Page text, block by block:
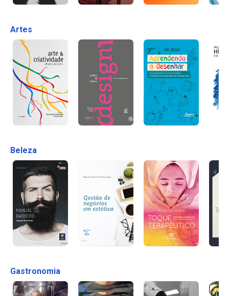
Artes
Beleza
Gastronomia